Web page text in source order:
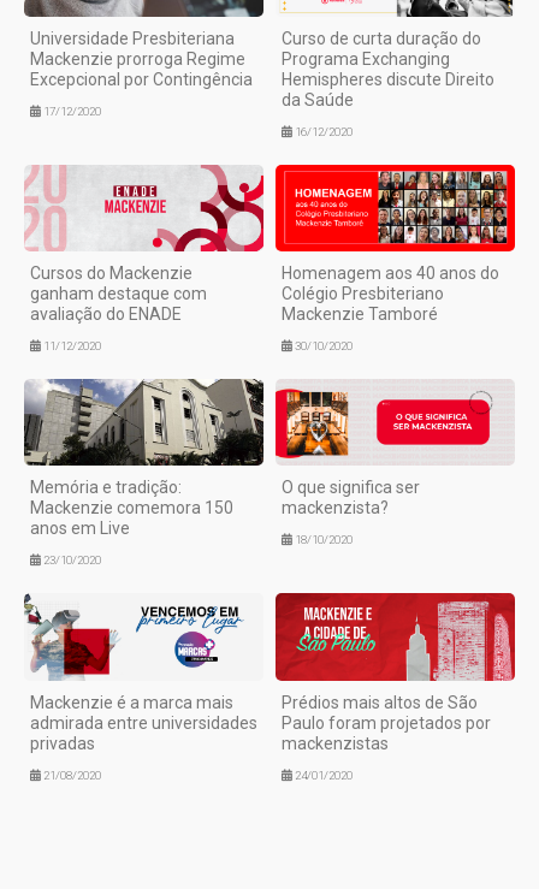
Universidade Presbiteriana
Mackenzie prorroga Regime
Excepcional por Contingência
17/12/2020
Curso de curta duração do
Programa Exchanging
Hemispheres discute Direito
da Saúde
16/12/2020
Cursos do Mackenzie
ganham destaque com
avaliação do ENADE
11/12/2020
Homenagem aos 40 anos do
Colégio Presbiteriano
Mackenzie Tamboré
30/10/2020
Memória e tradição:
Mackenzie comemora 150
anos em Live
23/10/2020
O que significa ser
mackenzista?
18/10/2020
Mackenzie é a marca mais
admirada entre universidades
privadas
21/08/2020
Prédios mais altos de São
Paulo foram projetados por
mackenzistas
24/01/2020